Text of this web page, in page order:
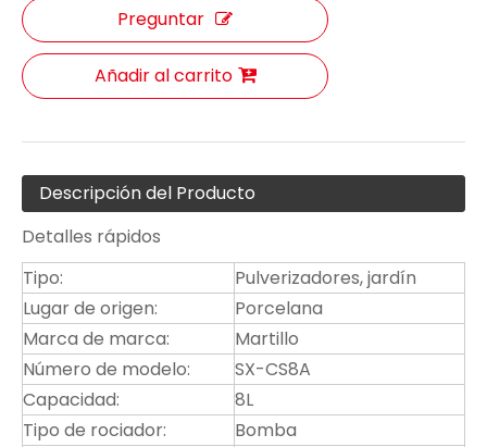
Preguntar
Añadir al carrito
Descripción del Producto
Detalles rápidos
Tipo:
Pulverizadores, jardín
Lugar de origen:
Porcelana
Marca de marca:
Martillo
Número de modelo:
SX-CS8A
Capacidad:
8L
Tipo de rociador:
Bomba